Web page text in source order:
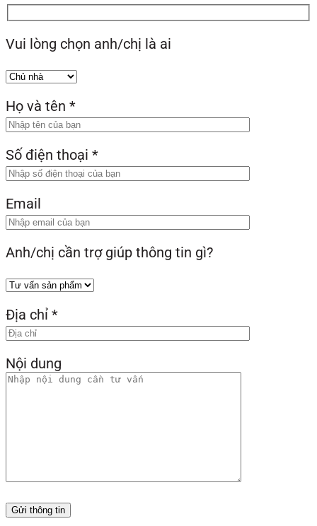
Vui lòng chọn anh/chị là ai
Họ và tên *
Số điện thoại *
Email
Anh/chị cần trợ giúp thông tin gì?
Địa chỉ *
Nội dung
Gửi thông tin